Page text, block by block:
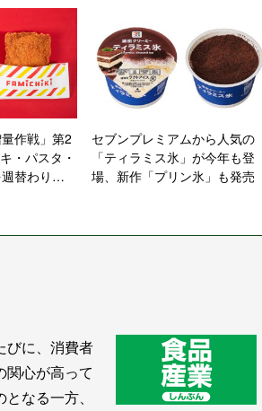
作戦」第2
・パスタ・
替わりで
セブンプレミアムから人気の
「ティラミス氷」が今年も登
場、新作「プリン氷」も発売
びに、消費者
関心が高って
なる一方、